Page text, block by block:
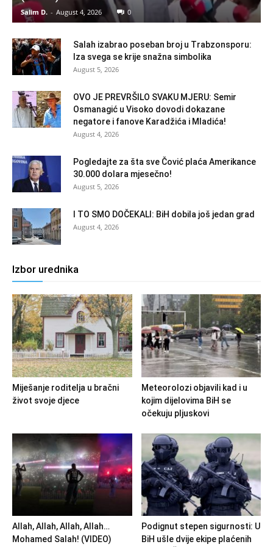
Salim D. - August 4, 2026 0
Salah izabrao poseban broj u Trabzonsporu:
Iza svega se krije snažna simbolika
August 5, 2026
OVO JE PREVRŠILO SVAKU MJERU: Semir
Osmanagić u Visoko dovodi dokazane
negatore i fanove Karadžića i Mladića!
August 4, 2026
Pogledajte za šta sve Čović plaća Amerikance
30.000 dolara mjesečno!
August 5, 2026
I TO SMO DOČEKALI: BiH dobila još jedan grad
August 4, 2026
Izbor urednika
Miješanje roditelja u bračni
život svoje djece
Meteorolozi objavili kad i u
kojim dijelovima BiH se
očekuju pljuskovi
Allah, Allah, Allah, Allah…
Mohamed Salah! (VIDEO)
Podignut stepen sigurnosti: U
BiH ušle dvije ekipe plaćenih